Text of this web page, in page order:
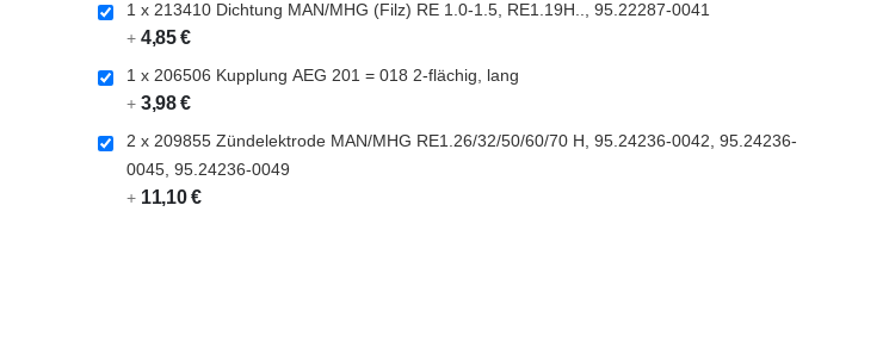
1 x 213410 Dichtung MAN/MHG (Filz) RE 1.0-1.5, RE1.19H.., 95.22287-0041
+ 4,85 €
1 x 206506 Kupplung AEG 201 = 018 2-flächig, lang
+ 3,98 €
2 x 209855 Zündelektrode MAN/MHG RE1.26/32/50/60/70 H, 95.24236-0042, 95.24236-
0045, 95.24236-0049
+ 11,10 €